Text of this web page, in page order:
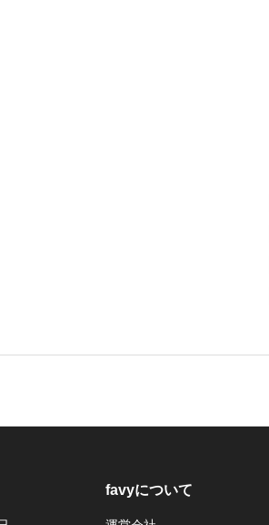
favyについて